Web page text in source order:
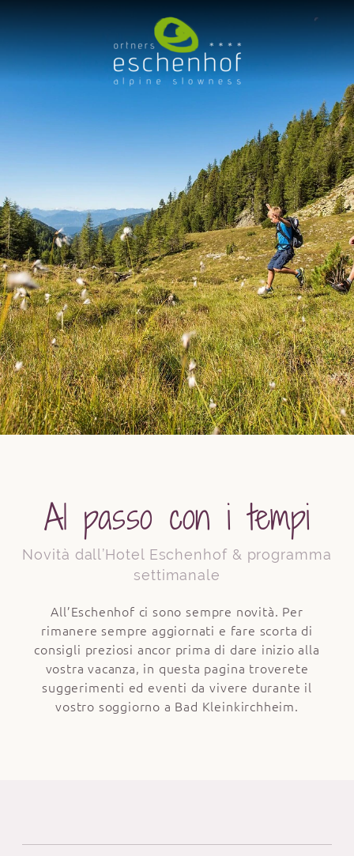
Al passo con i tempi
Novità dall’Hotel Eschenhof & programma
settimanale
All’Eschenhof ci sono sempre novità. Per
rimanere sempre aggiornati e fare scorta di
consigli preziosi ancor prima di dare inizio alla
vostra vacanza, in questa pagina troverete
suggerimenti ed eventi da vivere durante il
vostro soggiorno a Bad Kleinkirchheim.